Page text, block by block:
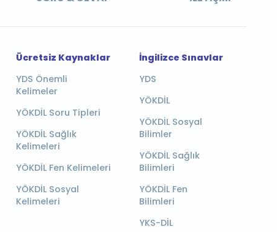
Ücretsiz Kaynaklar
YDS Önemli
Kelimeler
YÖKDİL Soru Tipleri
YÖKDİL Sağlık
Kelimeleri
YÖKDİL Fen Kelimeleri
YÖKDİL Sosyal
Kelimeleri
İngilizce Sınavlar
YDS
YÖKDİL
YÖKDİL Sosyal
Bilimler
YÖKDİL Sağlık
Bilimleri
YÖKDİL Fen
Bilimleri
YKS-DİL